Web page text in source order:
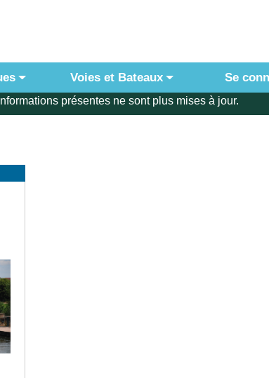
Voies et Bateaux Se
présentes ne sont plus mises à jour.